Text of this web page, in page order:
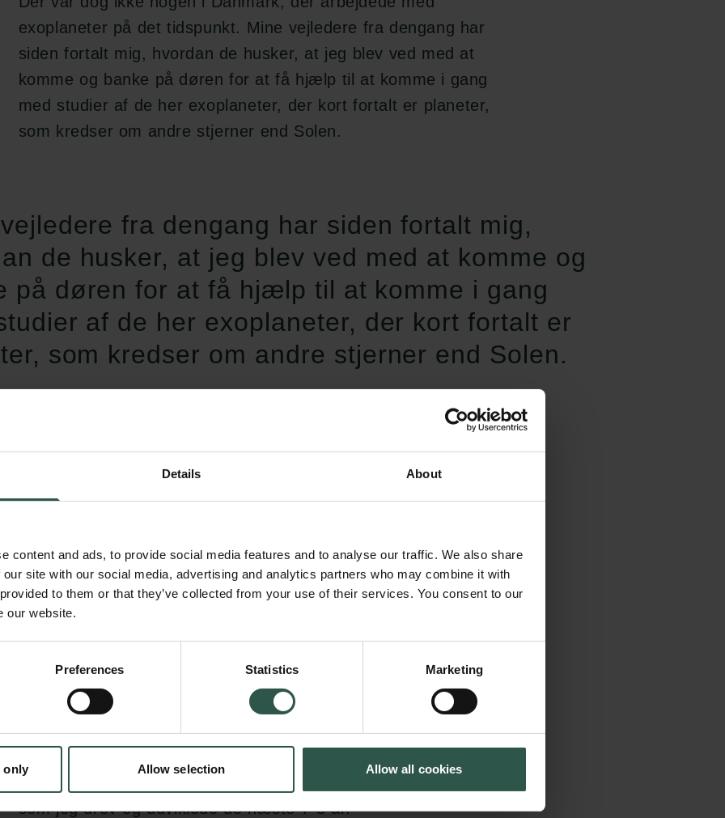
Details About
content and ads, to provide social media features and to analyse our traffic. We also share
site with our social media, advertising and analytics partners who may combine it with
to them or that they’ve collected from your use of their services. You consent to our
our website.
Preferences Statistics Marketing
only Allow selection Allow all cookies
exoplaneter på det tidspunkt. Mine vejledere fra dengang har
siden fortalt mig, hvordan de husker, at jeg blev ved med at
komme og banke på døren for at få hjælp til at komme i gang
med studier af de her exoplaneter, der kort fortalt er planeter,
som kredser om andre stjerner end Solen.
fra dengang har siden fortalt mig,
de husker, at jeg blev ved med at komme og
på døren for at få hjælp til at komme i gang
af de her exoplaneter, der kort fortalt er
som kredser om andre stjerner end Solen.
Allerede som bachelorstuderende sørgede de for, at jeg fik data
University, som havde været med til at finde de første
exoplaneter. Da jeg senere skulle i gang med mit speciale, blev
jeg tilbudt at komme over til dem på Harvard. Jeg husker tilbage
Jeg blev kandidat i 2000 fra Københavns Universitet, men jeg
havde lyst til at prøve kræfter med noget andet end astronomi.
som jeg drev og udviklede de næste 7-8 år.